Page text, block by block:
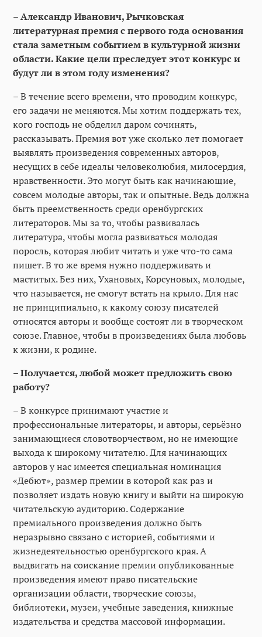
– Александр Иванович, Рычковская
литературная премия с первого года основания
стала заметным событием в культурной жизни
области. Какие цели преследует этот конкурс и
будут ли в этом году изменения?
– В течение всего времени, что проводим конкурс,
его задачи не меняются. Мы хотим поддержать тех,
кого господь не обделил даром сочинять,
рассказывать. Премия вот уже сколько лет помогает
выявлять произведения современных авторов,
несущих в себе идеалы человеколюбия, милосердия,
нравственности. Это могут быть как начинающие,
совсем молодые авторы, так и опытные. Ведь должна
быть преемственность среди оренбургских
литераторов. Мы за то, чтобы развивалась
литература, чтобы могла развиваться молодая
поросль, которая любит читать и уже что-то сама
пишет. В то же время нужно поддерживать и
маститых. Без них, Ухановых, Корсуновых, молодые,
что называется, не смогут встать на крыло. Для нас
не принципиально, к какому союзу писателей
относятся авторы и вообще состоят ли в творческом
союзе. Главное, чтобы в произведениях была любовь
к жизни, к родине.
– Получается, любой может предложить свою
работу?
– В конкурсе принимают участие и
профессиональные литераторы, и авторы, серьёзно
занимающиеся словотворчеством, но не имеющие
выхода к широкому читателю. Для начинающих
авторов у нас имеется специальная номинация
«Дебют», размер премии в которой как раз и
позволяет издать новую книгу и выйти на широкую
читательскую аудиторию. Содержание
премиального произведения должно быть
неразрывно связано с историей, событиями и
жизнедеятельностью оренбургского края. А
выдвигать на соискание премии опубликованные
произведения имеют право писательские
организации области, творческие союзы,
библиотеки, музеи, учебные заведения, книжные
издательства и средства массовой информации.